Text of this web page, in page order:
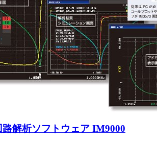
路解析ソフトウェア IM9000